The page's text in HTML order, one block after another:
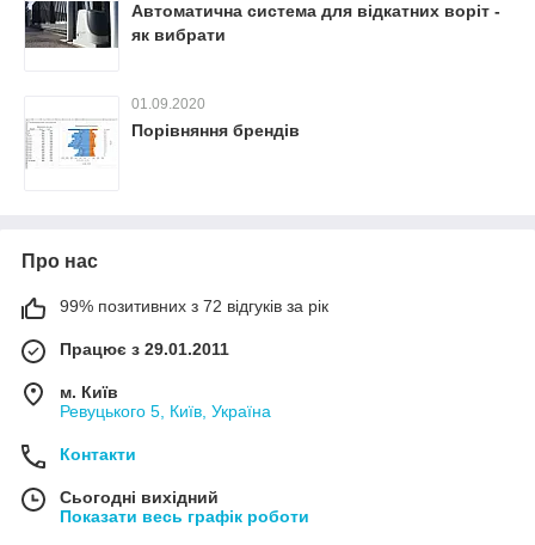
Автоматична система для відкатних воріт -
як вибрати
01.09.2020
Порівняння брендів
Про нас
99% позитивних з 72 відгуків за рік
Працює з 29.01.2011
м. Київ
Ревуцького 5, Київ, Україна
Контакти
Сьогодні вихідний
Показати весь графік роботи